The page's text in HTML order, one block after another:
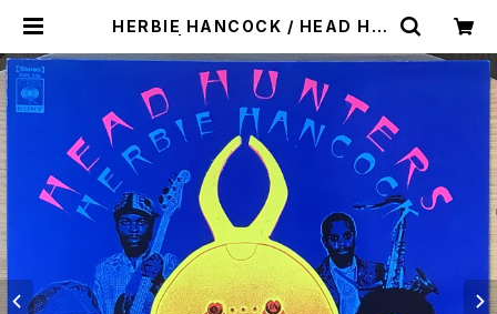
HERBIE HANCOCK / HEAD HU